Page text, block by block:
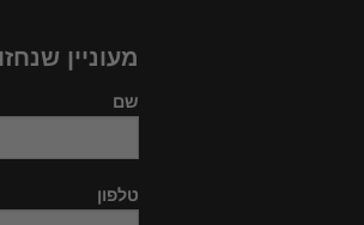
מעוניין
שם
טלפון